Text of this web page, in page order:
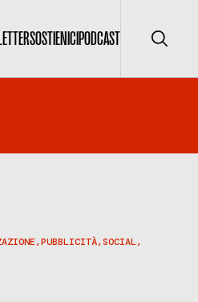
SOSTIENICIPODCAST Cerca
,PUBBLICITÀ,SOCIAL,